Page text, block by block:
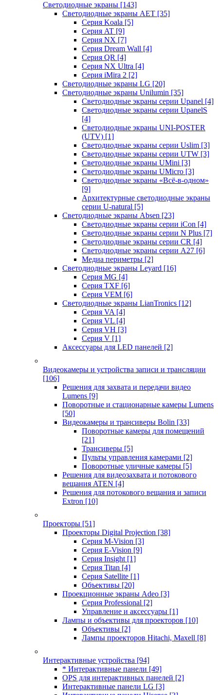
Светодиодные экраны [143]
Светодиодные экраны AET [35]
Cерия Koala [5]
Серия AT [9]
Серия NX [7]
Серия Dream Wall [4]
Серия QR [4]
Серия NX Ultra [4]
Серия iMira 2 [2]
Светодиодные экраны LG [20]
Светодиодные экраны Unilumin [35]
Светодиодные экраны серии Upanel [4]
Светодиодные экраны серии UpanelS
[4]
Светодиодные экраны UNI-POSTER
(UTV) [1]
Светодиодные экраны серии Uslim [3]
Светодиодные экраны серии UTW [3]
Светодиодные экраны UMini [3]
Светодиодные экраны UMicro [3]
Светодиодные экраны «Всё-в-одном»
[9]
Архитектурные светодиодные экраны
серии U-natural [5]
Светодиодные экраны Absen [23]
Светодиодные экраны серии iCon [4]
Светодиодные экраны серии N Plus [7]
Светодиодные экраны серии CR [4]
Светодиодные экраны серии А27 [6]
Медиа периметры [2]
Светодиодные экраны Leyard [16]
Серия MG [4]
Серия TXF [6]
Серия VEM [6]
Светодиодные экраны LianTronics [12]
Серия VA [4]
Серия VL [4]
Серия VH [3]
Серия V [1]
Аксессуары для LED панелей [2]
Видеокамеры и устройства записи и трансляции
[106]
Решения для захвата и передачи видео
Lumens [9]
Поворотные и стационарные камеры Lumens
[50]
Видеокамеры и трансиверы Bolin [33]
Поворотные камеры для помещений
[21]
Трансиверы [5]
Пульты управления камерами [2]
Поворотные уличные камеры [5]
Решения для видеозахвата и потокового
вещания ATEN [4]
Решения для потокового вещания и записи
Extron [10]
Проекторы [51]
Проекторы Digital Projection [38]
Серия M-Vision [3]
Серия E-Vision [9]
Серия Insight [1]
Серия Titan [4]
Серия Satellite [1]
Объективы [20]
Проекционные экраны Adeo [3]
Серия Professional [2]
Управление и аксессуары [1]
Лампы и объективы для проекторов [10]
Объективы [2]
Лампы проекторов Hitachi, Maxell [8]
Интерактивные устройства [94]
* Интерактивные панели [49]
OPS для интерактивных панелей [2]
Интерактивные панели LG [3]